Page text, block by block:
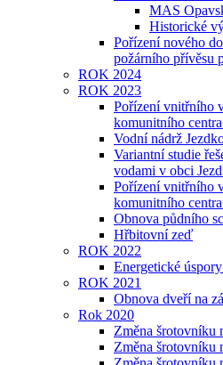
MAS
Historické
Pořízení nového
požárního přívěsu
ROK 2024
ROK 2023
Pořízení vnitřního
komunitního
Vodní nádrž
Variantní studie
vodami v obci
Pořízení vnitřního
komunitního
Obnova půdního
Hřbitovní zeď
ROK 2022
Energetické
ROK 2021
Obnova dveří na
Rok 2020
Změna šrotovníku
Změna šrotovníku